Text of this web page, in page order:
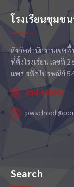
โรงเรียนชุมช
สังกัดสำนักงานเขต
ที่ตั้งโรงเรียน เลขที่
แพร่ รหัสไปรษณีย์
054-640051
Search